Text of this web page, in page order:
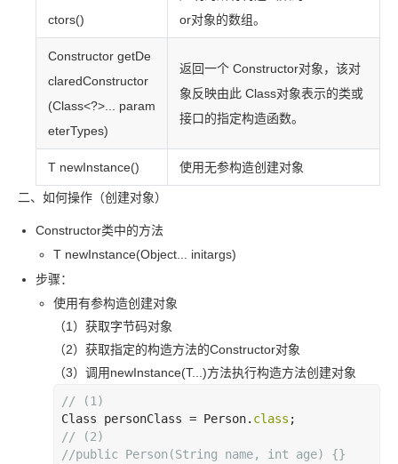
ctors()
or对象的数组。
Constructor getDe
claredConstructor
(Class<?>... param
eterTypes)
返回一个 Constructor对象，该对
象反映由此 Class对象表示的类或
接口的指定构造函数。
T newInstance() 使用无参构造创建对象
二、如何操作（创建对象）
Constructor类中的方法
T newInstance(Object... initargs)
步骤：
使用有参构造创建对象
（1）获取字节码对象
（2）获取指定的构造方法的Constructor对象
（3）调用newInstance(T...)方法执行构造方法创建对象
// (1)
Class personClass = Person. class
// (2)
//public Person(String name, int age) {}